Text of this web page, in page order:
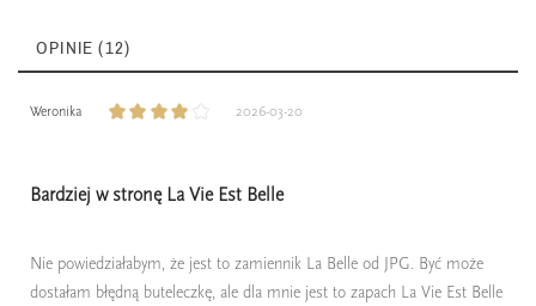
OPINIE (12)
Weronika 2026-03-20
Bardziej w stronę La Vie Est Belle
Nie powiedziałabym, że jest to zamiennik La Belle od JPG. Być może
dostałam błędną buteleczkę, ale dla mnie jest to zapach La Vie Est Belle